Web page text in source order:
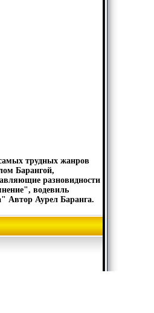
трудных жанров
Барангой,
разновидности
водевиль
Автор Аурел Баранга.